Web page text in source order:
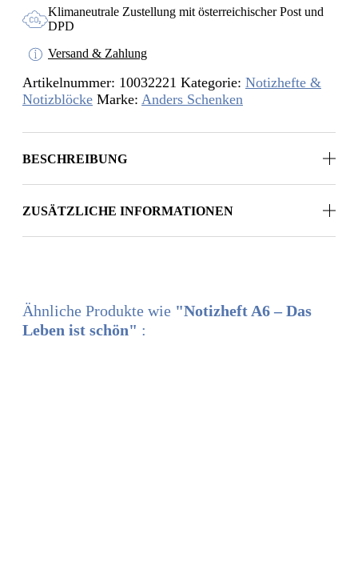
schön
Menge
Klimaneutrale Zustellung mit österreichischer Post und
DPD
Versand & Zahlung
Artikelnummer: 10032221 Kategorie: Notizhefte &
Notizblöcke Marke: Anders Schenken
BESCHREIBUNG
ZUSÄTZLICHE INFORMATIONEN
Ähnliche Produkte wie "Notizheft A6 – Das
Leben ist schön" :